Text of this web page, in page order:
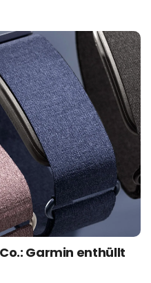
Garmin enthüllt